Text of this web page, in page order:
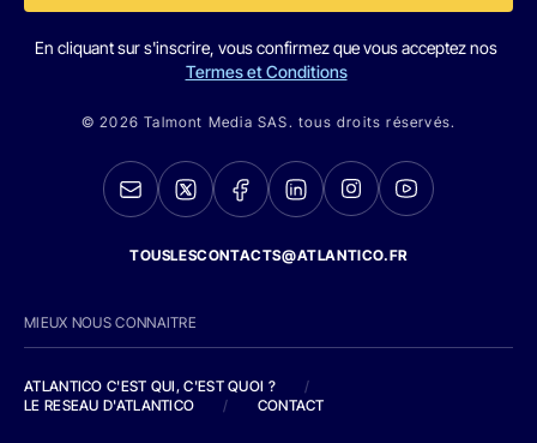
En cliquant sur s'inscrire, vous confirmez que vous acceptez nos
Termes et Conditions
© 2026 Talmont Media SAS. tous droits réservés.
TOUSLESCONTACTS@ATLANTICO.FR
MIEUX NOUS CONNAITRE
ATLANTICO C'EST QUI, C'EST QUOI ?
/
LE RESEAU D'ATLANTICO
/ CONTACT